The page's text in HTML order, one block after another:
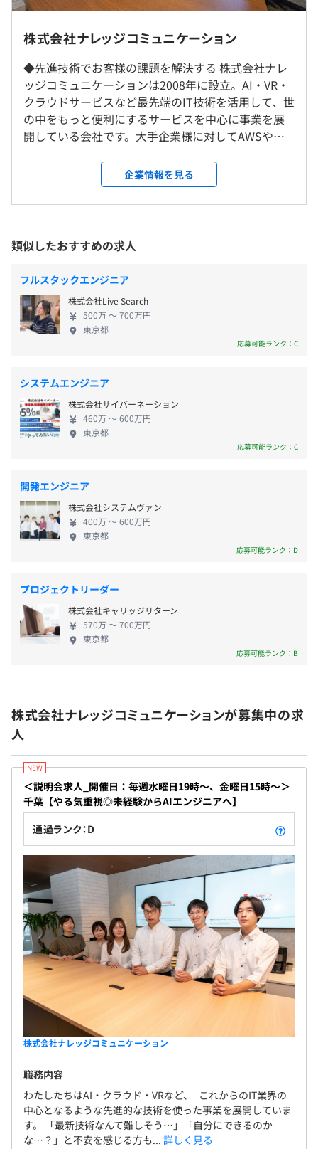
います！
も、機械学習の分野で成長しました。
現在は、AI系の各案件をリードエンジニアとして、「画像
認識技術の活用」についてテレビ局の取材も受けていま
す。
興味のある分野で突き抜けていきたい！という向上心を満
たせる職場環境です。
◆1週間に1回、メンターと1on1形式のミーティングをお
こないます！
現在の状況と理想のキャリアに対する進捗状況を確認しま
です。
なりたい自分になるために、何が必要かを整理する機会を
つくることで、メンバーの成長を促進します。
◆週1回、社員向けの勉強会を開催しています！
す。
◆開発チーム全員が得意分野で能力を発揮する体制を整え
ています！
メンバーに知識を共有する働き方ができるよう心がけてい
個人の能力を最大限生かしながら、チームとしてのアウト
プットを最大化します。
自身の業務範囲を超えて、他のエンジニアの学びも吸収で
きる環境です。
相談の上、ご希望のマシンを支給いたします。
◆マインドセット・コアバリューを大切にしています！
メンバーのチャレンジしたい！という気持ちを応援する社
風です。
お客様にとって最高のサービスを届けるために、誰が担当
するプロジェクトであってもチーム全体でバックアップ
し、チームとして個人として成長できる環境を整えていま
す。
【開発環境】
AWS／Azureの構築、監視、保守になります。
スクラム／OKRを用いています。
開発言語はPythonが多いですが、インフラ側では
LinuxOSをメインで取り扱っています。
当社のメンバーの8割が20代で構成されている若い組織で
す。
就業場所の変更範囲
雇入時：千葉本社、および自宅
＜変更範囲＞
変更範囲：会社の定める場所（テレワークを行う場所を含
む）
受動喫煙防止措置に関する事項
従業員に対する受動喫煙対策：あり
平均残業時間：平均10-20時間／月
・週休2日制（土・日）
・祝日
・有給休暇（入社半年後に10日間）
・夏季（希望日2日）
・年末年始休暇 （12／29～1／3）
昇給年1回（10月）
社会保険完備（健康保険・厚生年金加入・雇用保険・労災
保険）
無期雇用
株式会社ナレッジコミュニケーション
◆先進技術でお客様の課題を解決する 株式会社ナレ
ッジコミュニケーションは2008年に設立。AI・VR・
クラウドサービスなど最先端のIT技術を活用して、世
の中をもっと便利にするサービスを中心に事業を展
開している会社です。大手企業様に対してAWSや
おり、多数のプロジェクトを手がけています。【新た
な価値を生み出す開拓者であり続ける】というミッ
ションのもと、既得利益に挑戦し、わたしたちと一
集中です！ ◆専門分野の実務経験がなくても挑戦で
きる 当社では実務経験がない方も積極的に採用して
います。PythonやAWS／Azureなどの知識を学んで
成長していきたいという、挑戦する気持ちを大切に
しているからです。技術力のベースもコミュニケーシ
ョンだと考えているので、人と関わりながら主体的
に学べる方であれば自然とスキルアップを実現でき
野の専門家になること」をで目指しているため、切
磋琢磨しながらモチベーション高く、実務にあたる
ことが可能です。未経験から最先端のエンジニアを目
指せる環境で、自分の可能性を広げていきません
か？
企業情報を見る
類似したおすすめの求人
フルスタックエンジニア
株式会社Live Search
500万 〜 700万円
東京都
応募可能ランク：C
システムエンジニア
株式会社サイバーネーション
460万 〜 600万円
東京都
応募可能ランク：C
開発エンジニア
株式会社システムヴァン
400万 〜 600万円
東京都
応募可能ランク：D
プロジェクトリーダー
株式会社キャリッジリターン
570万 〜 700万円
東京都
応募可能ランク：B
株式会社ナレッジコミュニケーションが募集中の求
人
＜説明会求人_開催日：毎週水曜日19時～、金曜日15時〜＞
千葉【やる気重視◎未経験からAIエンジニアへ】
通過ランク：D
株式会社ナレッジコミュニケーション
職務内容
わたしたちはAI・クラウド・VRなど、 これからのIT業界の
中心となるような先進的な技術を使った事業を展開していま
す。 「最新技術なんて難しそう…」「自分にできるのか
な…？」と不安を感じる方も... 詳しく見る